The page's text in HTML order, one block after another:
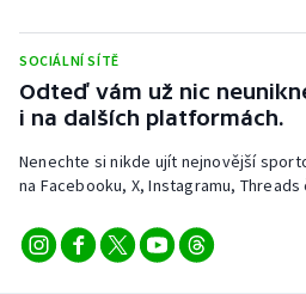
SOCIÁLNÍ SÍTĚ
Odteď vám už nic
i na dalších platformách.
Nenechte si nikde ujít nejnovější
na Facebooku, X, Instagramu,